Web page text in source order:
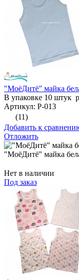
"МоёДитё" майка
В упаковке 10 штук
Артикул: Р-013
(11)
Добавить к
Отложить
"МоёДитё" майка
Нет в наличии
Под заказ